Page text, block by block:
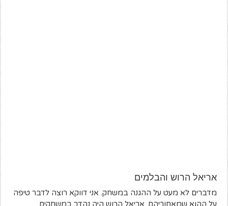
אריאל הרוש והבלמים
מדברים לא מעט על ההגנה במשחק. אני דווקא רוצה לדבר טיפה
על ההוא שמאחוריהם. אריאל הרוש היה נהדר במשחקים